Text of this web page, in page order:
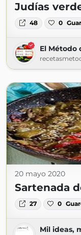
Judías
48 0
El Método
20 mayo 2020
Sartenada
27 0
Mil ideas,